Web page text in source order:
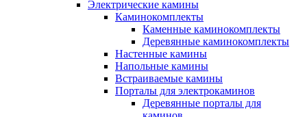
Электрические камины
Каминокомплекты
Каменные каминокомплекты
Деревянные каминокомплекты
Настенные камины
Напольные камины
Встраиваемые камины
Порталы для электрокаминов
Деревянные порталы для